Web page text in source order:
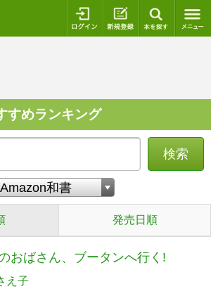
ログイン 新規登録
すめランキング
検索
発売日順
おばさん、ブータンへ行く!
え子